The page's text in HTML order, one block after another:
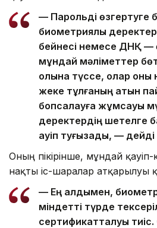
— Парольді өзгертуге
биометриялық деректер
бейнесі немесе ДНҚ —
мұндай мәліметтер
қолына түссе, олар оны
жеке тұлғаның атын
бопсалауға жұмсауы
деректердің шетелге
қауіп туғызады, — дейді
Оның пікірінше, мұндай қауіп-
нақты іс-шаралар атқарылуы
— Ең алдымен,
міндетті түрде
сертификатталуы